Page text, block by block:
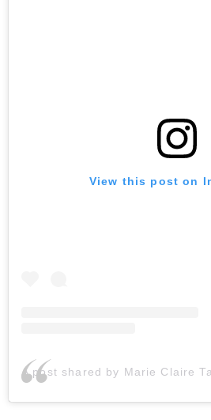
View this post on
A post shared by Marie Claire